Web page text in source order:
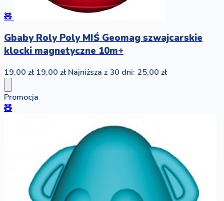
🧸
Gbaby Roly Poly MIŚ Geomag szwajcarskie
klocki magnetyczne 10m+
19,00 zł 19,00 zł Najniższa z 30 dni: 25,00 zł
Promocja
🧸